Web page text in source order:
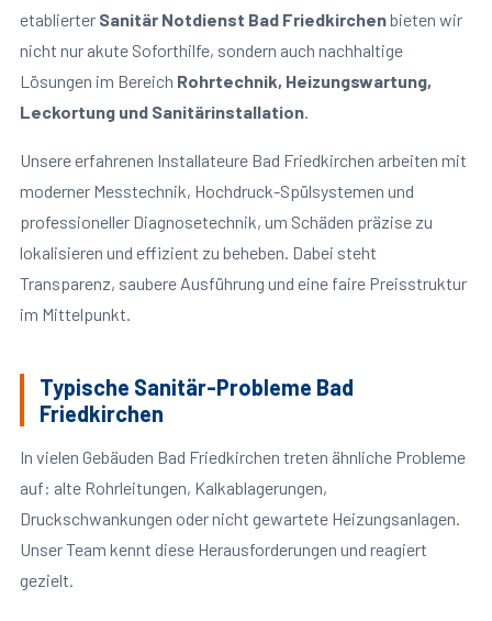
etablierter Sanitär Notdienst Bad Friedkirchenbieten wir
nicht nur akute Soforthilfe, sondern auch nachhaltige
Lösungen im Bereich Rohrtechnik, Heizungswartung,
Leckortung und Sanitärinstallation.
Unsere erfahrenen Installateure Bad Friedkirchen arbeiten mit
moderner Messtechnik, Hochdruck-Spülsystemen und
professioneller Diagnosetechnik, um Schäden präzise zu
lokalisieren und effizient zu beheben. Dabei steht
Transparenz, saubere Ausführung und eine faire Preisstruktur
im Mittelpunkt.
Typische Sanitär-Probleme Bad
Friedkirchen
In vielen Gebäuden Bad Friedkirchen treten ähnliche Probleme
auf: alte Rohrleitungen, Kalkablagerungen,
Druckschwankungen oder nicht gewartete Heizungsanlagen.
Unser Team kennt diese Herausforderungen und reagiert
gezielt.